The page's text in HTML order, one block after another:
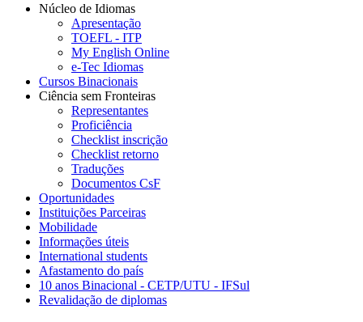
Núcleo de Idiomas
Apresentação
TOEFL - ITP
My English Online
e-Tec Idiomas
Cursos Binacionais
Ciência sem Fronteiras
Representantes
Proficiência
Checklist inscrição
Checklist retorno
Traduções
Documentos CsF
Oportunidades
Instituições Parceiras
Mobilidade
Informações úteis
International students
Afastamento do país
10 anos Binacional - CETP/UTU - IFSul
Revalidação de diplomas